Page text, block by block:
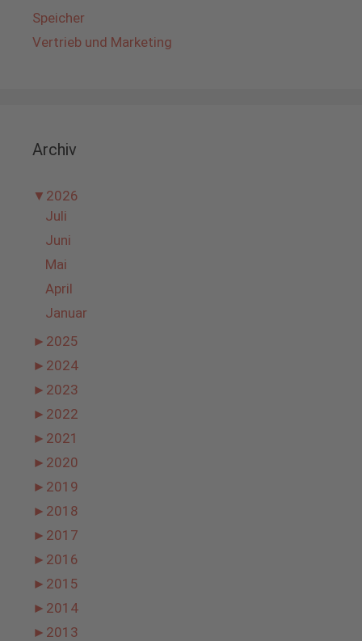
Speicher
Vertrieb und Marketing
Archiv
▼ 2026
Juli
Juni
Mai
April
Januar
► 2025
► 2024
► 2023
► 2022
► 2021
► 2020
► 2019
► 2018
► 2017
► 2016
► 2015
► 2014
► 2013